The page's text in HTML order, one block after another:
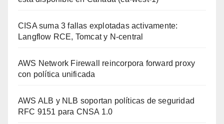
CISA suma 3 fallas explotadas activamente:
Langflow RCE, Tomcat y N-central
AWS Network Firewall reincorpora forward proxy
con política unificada
AWS ALB y NLB soportan políticas de seguridad
RFC 9151 para CNSA 1.0